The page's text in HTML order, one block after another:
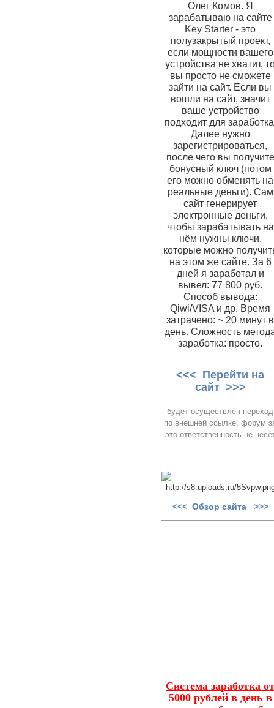
Олег Комов. Я
зарабатываю на сайте
Key Starter - это
полузакрытый проект,
если мощности вашего
устройства не хватит,
вы просто не сможете
зайти на сайт. Если вы
вошли на сайт, значит
ваше устройство
подходит для
Далее нужно
зарегистрироваться,
после чего вы получите
бонусный ключ (потом
его можно обменять на
реальные деньги). Сам
сайт генерирует
электронные деньги,
чтобы зарабатывать на
нём нужны ключи,
которые можно
на этом же сайте. За 6
дней я заработал и
вывел: 77 800 руб.
Способ вывода:
Qiwi/VISA и др. Время
затрачено: ~ 20 минут в
день. Сложность
заработка: просто.
<<< Перейти на
сайт >>>
будет осуществлён переход
по внешней ссылке, форум
это ответственность не
<<< Обзор сайта >>>
Система заработка
5000 рублей в день в